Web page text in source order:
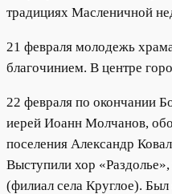
традициях Масленичной
21 февраля молодежь
благочинием. В центре
22 февраля по окончании
иерей Иоанн Молчанов,
поселения Александр
Выступили хор
(филиал села Круглое). Был